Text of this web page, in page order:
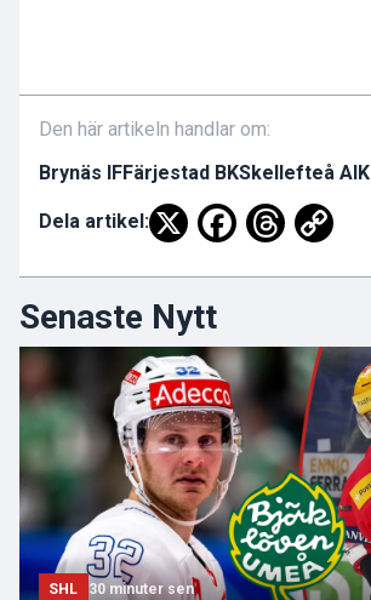
Den här artikeln handlar om:
Brynäs IFFärjestad BKSkellefteå AIK
Dela artikel:
Senaste Nytt
SHL 30 minuter sen